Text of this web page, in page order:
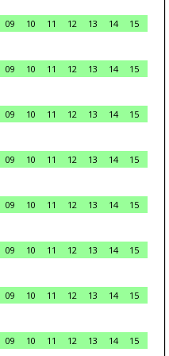
09 10 11 12 13 14
15
09 10 11 12 13 14
15
09 10 11 12 13 14
15
09 10 11 12 13 14
15
09 10 11 12 13 14
15
09 10 11 12 13 14
15
09 10 11 12 13 14
15
09 10 11 12 13 14
15